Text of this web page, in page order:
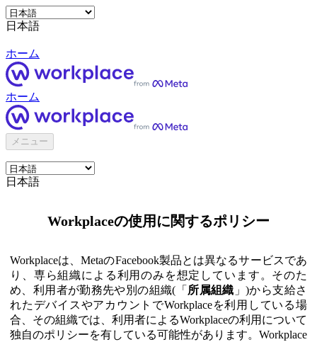
日本語
ホーム
ホーム
メニュー
日本語
Workplaceの使用に関するポリシー
Workplaceは、MetaのFacebook製品とは異なるサービスであ
り、専ら組織による利用のみを想定しています。そのた
め、利用者が勤務先や別の組織(「 所属組織 」)から支給さ
れたデバイスやアカウントでWorkplaceを利用している場
合、その組織では、利用者によるWorkplaceの利用について
独自のポリシーを有している可能性があります。Workplace